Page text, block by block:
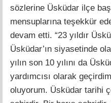
sözlerine Üsküdar ilçe
mensuplarına teşekkür
devam etti. “23 yıldır
Üsküdar’ın siyasetinde
yılın son 10 yılını da
yardımcısı olarak
oluyorum. Üsküdar tarihi